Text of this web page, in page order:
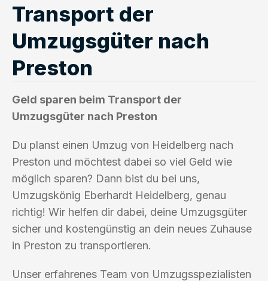
Transport der
Umzugsgüter nach
Preston
Geld sparen beim Transport der
Umzugsgüter nach Preston
Du planst einen Umzug von Heidelberg nach
Preston und möchtest dabei so viel Geld wie
möglich sparen? Dann bist du bei uns,
Umzugskönig Eberhardt Heidelberg, genau
richtig! Wir helfen dir dabei, deine Umzugsgüter
sicher und kostengünstig an dein neues Zuhause
in Preston zu transportieren.
Unser erfahrenes Team von Umzugsspezialisten